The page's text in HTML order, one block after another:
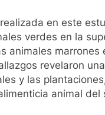
en este
verdes en la
animales
revelaron
y las
animal del